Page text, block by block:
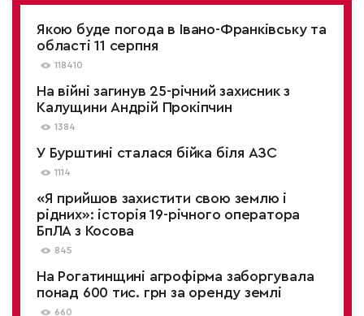
Якою буде погода в Івано-Франківську та
області 11 серпня
118410
На війні загинув 25-річний захисник з
Калущини Андрій Прокіпчин
1384
У Бурштині сталася бійка біля АЗС
1114
«Я прийшов захистити свою землю і
рідних»: історія 19-річного оператора
БпЛА з Косова
845
На Рогатинщині агрофірма заборгувала
понад 600 тис. грн за оренду землі
660